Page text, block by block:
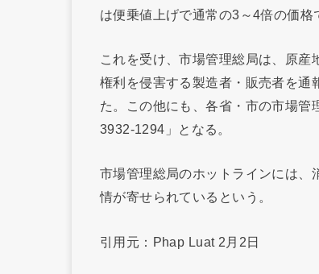
は便乗値上げで通常の3～4倍の価格
これを受け、市場管理総局は、原
権利を侵害する製造者・販売者を通
た。この他にも、各省・市の市場
3932-1294」となる。
市場管理総局のホットラインには、
情が寄せられているという。
引用元：Phap Luat 2月2日